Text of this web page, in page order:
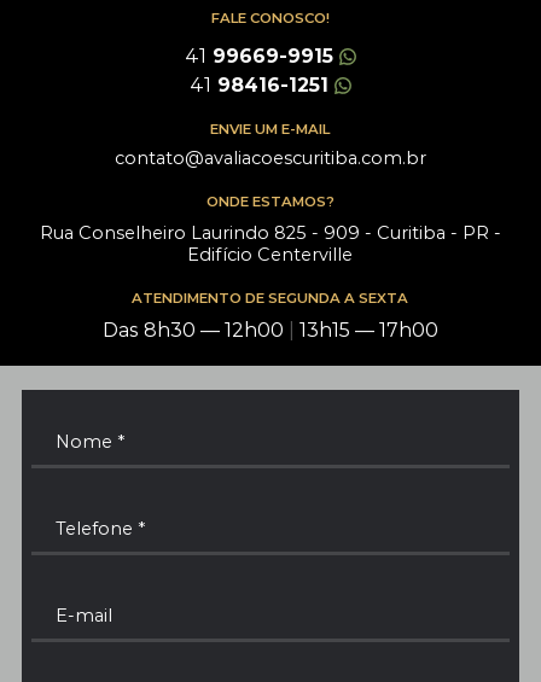
ENVIE UM E-MAIL
contato@avaliacoescuritiba.com.br
ONDE ESTAMOS?
Rua Conselheiro Laurindo 825 - 909 - Curitiba - PR -
Edifício Centerville
FALE CONOSCO!
41 99669-9915
41 98416-1251
ATENDIMENTO DE SEGUNDA A SEXTA
Das 8h30 — 12h00 13h15 — 17h00